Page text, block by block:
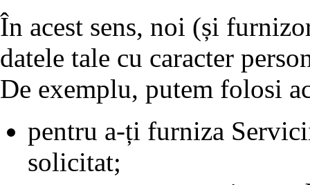
În acest sens, noi (și
datele tale cu caracter
De exemplu, putem folosi
pentru a-ți furniza
solicitat;